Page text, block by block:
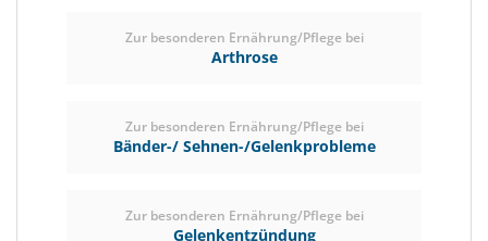
Zur besonderen Ernährung/Pflege bei
Arthrose
Zur besonderen Ernährung/Pflege bei
Bänder-/ Sehnen-/Gelenkprobleme
Zur besonderen Ernährung/Pflege bei
Gelenkentzündung